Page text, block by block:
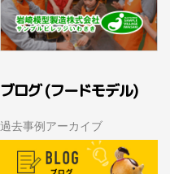
ブログ (フードモデル)
過去事例アーカイブ